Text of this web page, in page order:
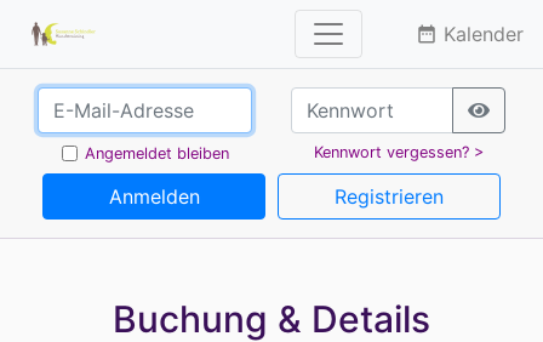
date_range Kalender
Angemeldet bleiben Kennwort vergessen? >
Anmelden Registrieren
Buchung & Details